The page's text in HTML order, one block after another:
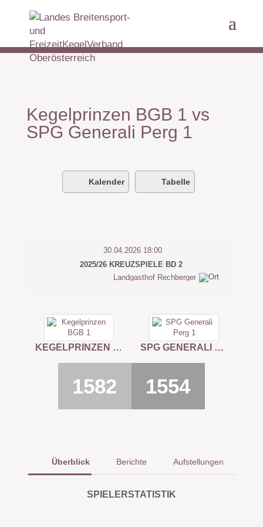
Kegelprinzen BGB 1 vs
SPG Generali Perg 1
Kalender Tabelle
30.04.2026 18:00
2025/26 KREUZSPIELE BD 2
Landgasthof Rechberger
KEGELPRINZEN BGB 1 SPG GENERALI PERG 1
1582 1554
Überblick Berichte Aufstellungen
SPIELERSTATISTIK